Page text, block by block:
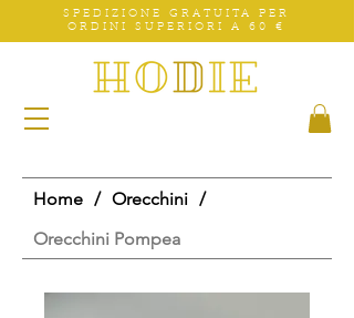
SPEDIZIONE GRATUITA PER
ORDINI SUPERIORI A 60 €
Home / Orecchini /
Orecchini Pompea